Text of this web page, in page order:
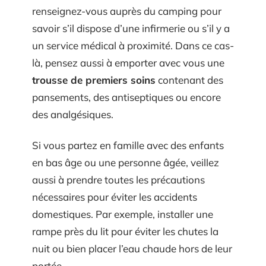
renseignez-vous auprès du camping pour
savoir s’il dispose d’une infirmerie ou s’il y a
un service médical à proximité. Dans ce cas-
là, pensez aussi à emporter avec vous une
trousse de premiers soins contenant des
pansements, des antiseptiques ou encore
des analgésiques.
Si vous partez en famille avec des enfants
en bas âge ou une personne âgée, veillez
aussi à prendre toutes les précautions
nécessaires pour éviter les accidents
domestiques. Par exemple, installer une
rampe près du lit pour éviter les chutes la
nuit ou bien placer l’eau chaude hors de leur